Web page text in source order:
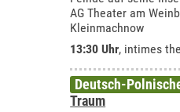
AG Theater am
Kleinmachnow
13:30 Uhr, intimes
Deutsch-
Traum